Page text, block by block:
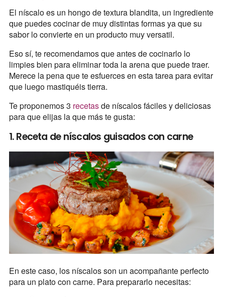
El níscalo es un hongo de textura blandita, un ingrediente
que puedes cocinar de muy distintas formas ya que su
sabor lo convierte en un producto muy versatil.
Eso sí, te recomendamos que antes de cocinarlo lo
limpies bien para eliminar toda la arena que puede traer.
Merece la pena que te esfuerces en esta tarea para evitar
que luego mastiquéis tierra.
Te proponemos 3 recetasde níscalos fáciles y deliciosas
para que elijas la que más te gusta:
1. Receta de níscalos guisados con carne
En este caso, los níscalos son un acompañante perfecto
para un plato con carne. Para prepararlo necesitas: